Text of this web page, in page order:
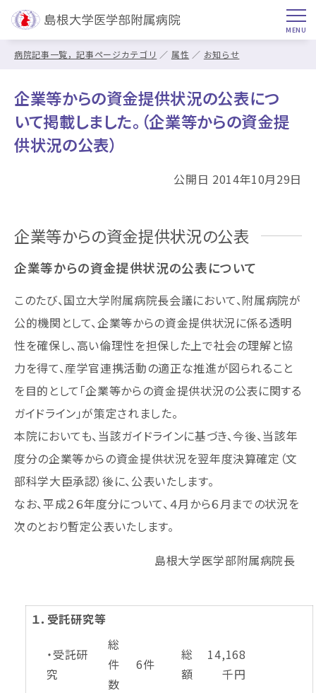
病院記事一覧，記事ページカテゴリ 属性 お知らせ
企業等からの資金提供状況の公表につ
いて掲載しました。（企業等からの資金提
供状況の公表）
公開日 2014年10月29日
企業等からの資金提供状況の公表
企業等からの資金提供状況の公表について
このたび、国立大学附属病院長会議において、附属病院が
公的機関として、企業等からの資金提供状況に係る透明
性を確保し、高い倫理性を担保した上で社会の理解と協
力を得て、産学官連携活動の適正な推進が図られること
を目的として「企業等からの資金提供状況の公表に関する
ガイドライン」が策定されました。
本院においても、当該ガイドラインに基づき、今後、当該年
度分の企業等からの資金提供状況を翌年度決算確定（文
部科学大臣承認）後に、公表いたします。
なお、平成２６年度分について、４月から６月までの状況を
次のとおり暫定公表いたします。
島根大学医学部附属病院長
１．受託研究等
・受託研
究
総
件
数
6件
総
額
14,168
千円